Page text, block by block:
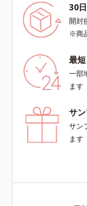
30
開封
※商
最
一部
ます
サ
サン
ます